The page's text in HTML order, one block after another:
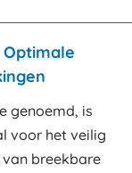
genoemd, is
voor het veilig
breekbare